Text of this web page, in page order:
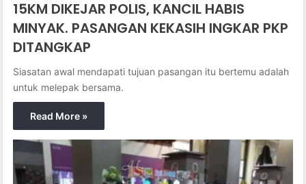
15KM DIKEJAR POLIS, KANCIL HABIS
MINYAK. PASANGAN KEKASIH INGKAR PKP
DITANGKAP
Siasatan awal mendapati tujuan pasangan itu bertemu adalah
untuk melepak bersama.
Read More »